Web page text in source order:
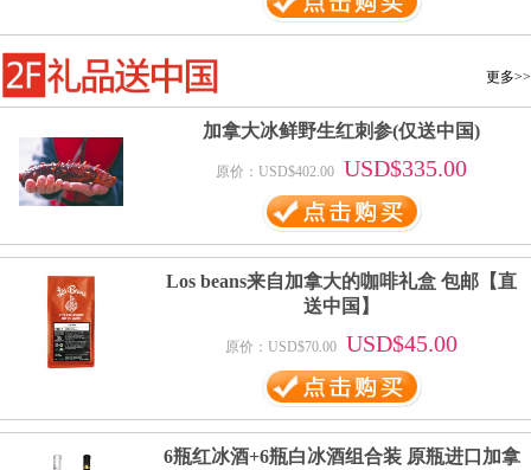
更多>>
加拿大冰鲜野生红刺参(仅送中国)
原价：USD$402.00 USD$335.00
Los beans来自加拿大的咖啡礼盒 包邮【直
送中国】
原价：USD$70.00 USD$45.00
6瓶红冰酒+6瓶白冰酒组合装 原瓶进口加拿